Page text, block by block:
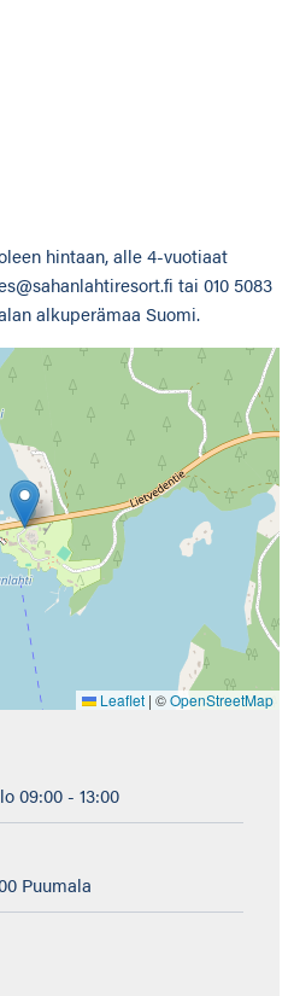
hintaan, alle 4-vuotiaat
tai 010 5083
alkuperämaa Suomi.
Leaflet | ©OpenStreetMap
09:00 - 13:00
Puumala